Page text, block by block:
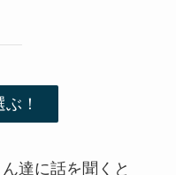
！
達に話を聞くと